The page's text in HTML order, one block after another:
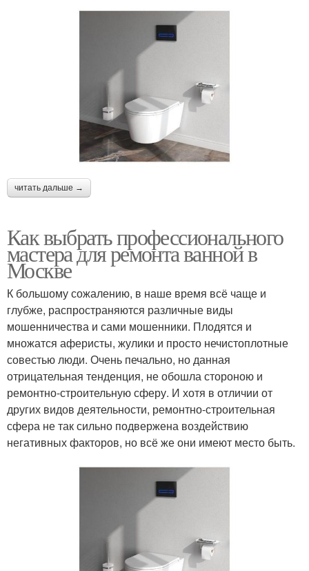
читать дальше →
Как выбрать профессионального
мастера для ремонта ванной в
Москве
К большому сожалению, в наше время всё чаще и
глубже, распространяются различные виды
мошенничества и сами мошенники. Плодятся и
множатся аферисты, жулики и просто нечистоплотные
совестью люди. Очень печально, но данная
отрицательная тенденция, не обошла стороною и
ремонтно-строительную сферу. И хотя в отличии от
других видов деятельности, ремонтно-строительная
сфера не так сильно подвержена воздействию
негативных факторов, но всё же они имеют место быть.